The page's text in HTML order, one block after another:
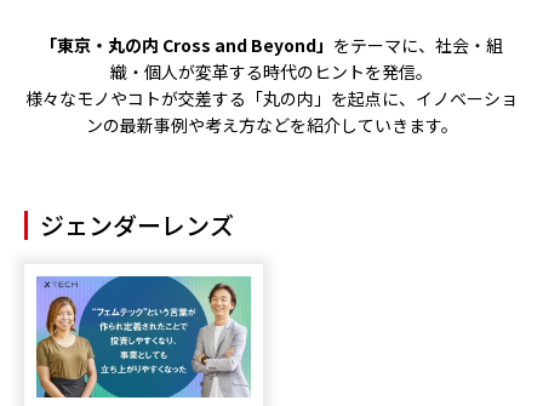
「東京・丸の内 Cross and Beyond」 をテーマに、社会・組
織・個人が変革する時代のヒントを発信。
様々なモノやコトが交差する「丸の内」を起点に、イノベーショ
ンの最新事例や考え方などを紹介していきます。
ジェンダーレンズ